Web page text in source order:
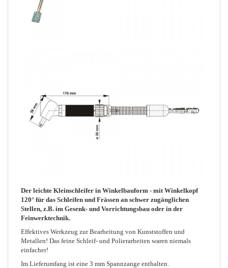
Der leichte Kleinschleifer in Winkelbauform - mit Winkelkopf
120° für das Schleifen und Frässen an schwer zugänglichen
Stellen, z.B. im Gesenk- und Vorrichtungsbau oder in der
Feinwerktechnik.
Effektives Werkzeug zur Bearbeitung von Kunststoffen und
Metallen! Das feine Schleif- und Polierarbeiten waren niemals
einfacher!
Im Lieferumfang ist eine 3 mm Spannzange enthalten.